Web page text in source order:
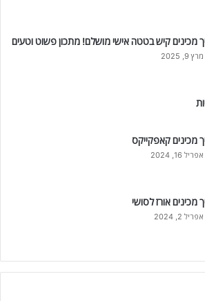
מכינים קיש בטטה אישי מושלם! מתכון פשוט וטעים
מרץ 9, 2025
מכינים קאפקייקס
אפריל 16, 2024
מכינים אורז לסושי
אפריל 2, 2024